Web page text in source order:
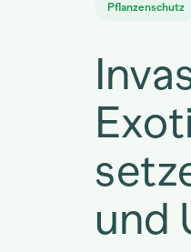
Pflanzenschutz
und